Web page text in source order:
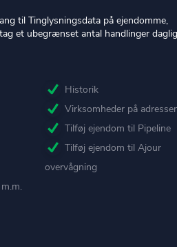
til Tinglysningsdata på ejendomme,
et ubegrænset antal handlinger
Historik
Virksomheder på
Tilføj ejendom til Pipeline
Tilføj ejendom til Ajour
overvågning